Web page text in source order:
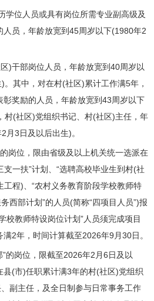
位人员或具有岗位所需专业副高级及
人员，年龄放宽到45周岁以下(1980年2
干部岗位人员，年龄放宽到40周岁以
其中，对在村(社区)累计工作满5年，
奖励的人员，年龄放宽到43周岁以下
村(社区)党组织书记、村(社区)主任，年
月3日及以后出生)。
位，限由省级及以上机关统一选派在
一扶”计划、“选聘高校毕业生到村(社
工程)、“农村义务教育阶段学校教师特
西部计划”的人员(简称“四项目人员”)报
校教师特设岗位计划”人员须完成项目
2年，时间计算截至2026年9月30日。
岗位，限截至2026年2月6日及以
(市)任职累计满3年的村(社区)党组织
副主任，及全日制参与日常事务工作